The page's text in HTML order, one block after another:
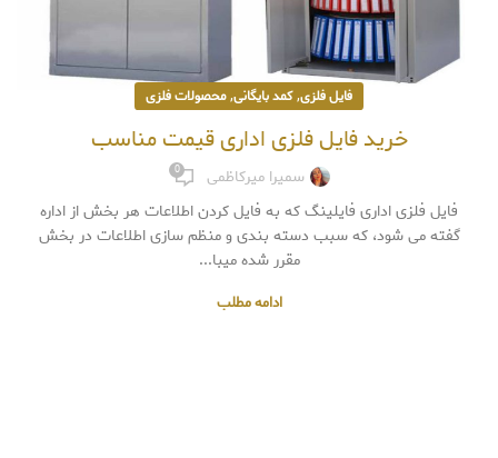
فایل فلزی,کمد بایگانی,محصولات فلزی
خرید فایل فلزی اداری قیمت مناسب
سمیرا میرکاظمی 0
فایل فلزی اداری فایلینگ که به فایل کردن اطلاعات هر بخش از اداره
گفته می شود، که سبب دسته بندی و منظم سازی اطلاعات در بخش
مقرر شده میبا...
ادامه مطلب